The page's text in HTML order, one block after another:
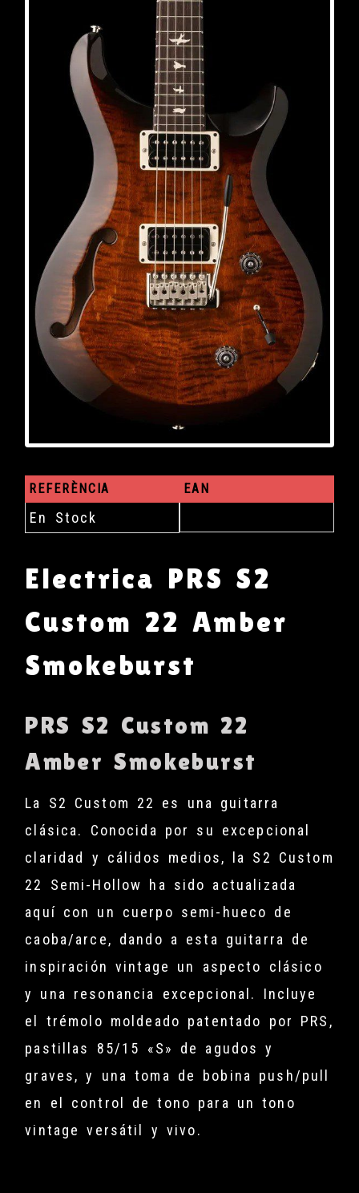
REFERÈNCIA
En Stock
EAN
Electrica PRS S2
Custom 22 Amber
Smokeburst
PRS S2 Custom 22
Amber Smokeburst
La S2 Custom 22 es una guitarra
clásica. Conocida por su excepcional
claridad y cálidos medios, la S2 Custom
22 Semi-Hollow ha sido actualizada
aquí con un cuerpo semi-hueco de
caoba/arce, dando a esta guitarra de
inspiración vintage un aspecto clásico
y una resonancia excepcional. Incluye
el trémolo moldeado patentado por PRS,
pastillas 85/15 «S» de agudos y
graves, y una toma de bobina push/pull
en el control de tono para un tono
vintage versátil y vivo.